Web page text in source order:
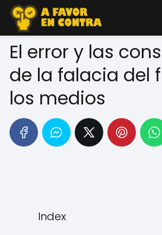
El error y las
de la falacia del
los medios
Index